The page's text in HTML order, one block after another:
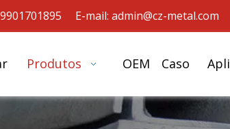
E-mail: admin@cz-metal.com
Produtos OEM Caso